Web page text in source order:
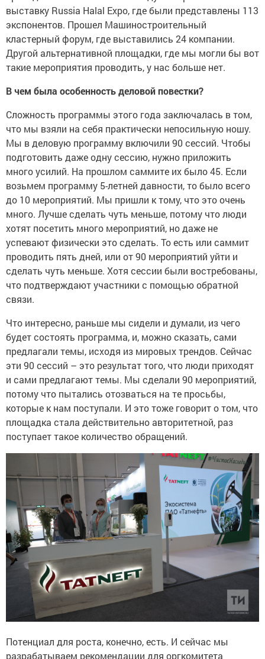
выставку Russia Halal Expo, где были представлены 113
экспонентов. Прошел Машиностроительный
кластерный форум, где выставились 24 компании.
Другой альтернативной площадки, где мы могли бы вот
такие мероприятия проводить, у нас больше нет.
В чем была особенность деловой повестки?
Сложность программы этого года заключалась в том,
что мы взяли на себя практически непосильную ношу.
Мы в деловую программу включили 90 сессий. Чтобы
подготовить даже одну сессию, нужно приложить
много усилий. На прошлом саммите их было 45. Если
возьмем программу 5-летней давности, то было всего
до 10 мероприятий. Мы пришли к тому, что это очень
много. Лучше сделать чуть меньше, потому что люди
хотят посетить много мероприятий, но даже не
успевают физически это сделать. То есть или саммит
проводить пять дней, или от 90 мероприятий уйти и
сделать чуть меньше. Хотя сессии были востребованы,
что подтверждают участники с помощью обратной
связи.
Что интересно, раньше мы сидели и думали, из чего
будет состоять программа, и, можно сказать, сами
предлагали темы, исходя из мировых трендов. Сейчас
эти 90 сессий – это результат того, что люди приходят
и сами предлагают темы. Мы сделали 90 мероприятий,
потому что пытались отозваться на те просьбы,
которые к нам поступали. И это тоже говорит о том, что
площадка стала действительно авторитетной, раз
поступает такое количество обращений.
Потенциал для роста, конечно, есть. И сейчас мы
разрабатываем рекомендации для оргкомитета